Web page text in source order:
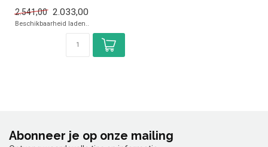
✓ 600 x 538 x 860/880 mm
...
2.541,00 2.033,00
Beschikbaarheid laden..
Abonneer je op onze mailing